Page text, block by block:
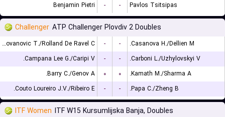
Benjamin Pietri
- - Pavlos Tsitsipas
Challenger ATP Challenger Plovdiv 2 Doubles
Radovanovic T./Rolland De Ravel C. - -
Casanova H./Dellien M.
Campana Lee G./Caripi V.
- -
Carboni L./Uzhylovskyi V.
Barry C./Genov A.
۰ ۰
Kamath M./Sharma A.
Couto Loureiro J.V./Ribeiro E.
- - Papa C./Zheng B.
ITF Women ITF W15 Kursumlijska Banja, Doubles